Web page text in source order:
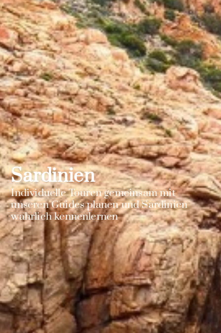
Sardinien
Individuelle Touren gemeinsam mit
unseren Guides planen und Sardinien
wahrlich kennenlernen